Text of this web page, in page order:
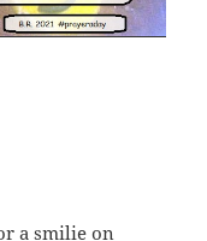
a smilie on